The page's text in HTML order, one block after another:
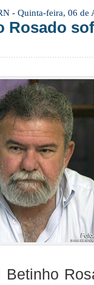
- Quinta-feira, 06 de
Rosado
Betinho